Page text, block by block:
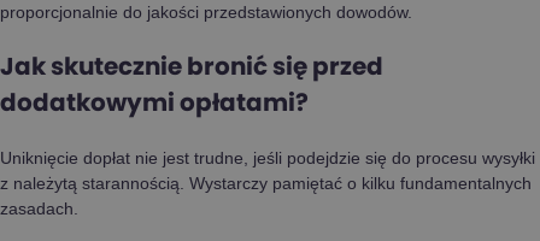
proporcjonalnie do jakości przedstawionych dowodów.
Jak skutecznie bronić się przed
dodatkowymi opłatami?
Uniknięcie dopłat nie jest trudne, jeśli podejdzie się do procesu wysyłki
z należytą starannością. Wystarczy pamiętać o kilku fundamentalnych
zasadach.